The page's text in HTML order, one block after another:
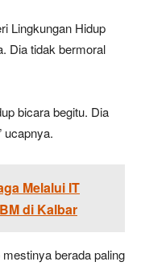
Lingkungan Hidup
Dia tidak bermoral
bicara begitu. Dia
ucapnya.
Melalui IT
di Kalbar
berada paling